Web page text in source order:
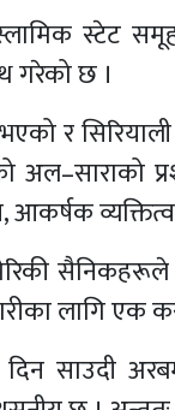
स्टेट
गरेको छ ।
र
अल–साराको
लागि एक
साउदी